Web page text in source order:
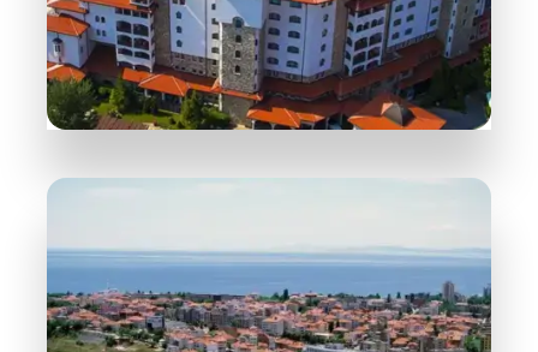
WIĘCEJ INFORMACJI
Słoneczny Brzeg